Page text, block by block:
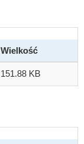
Wielkość
151.88 KB